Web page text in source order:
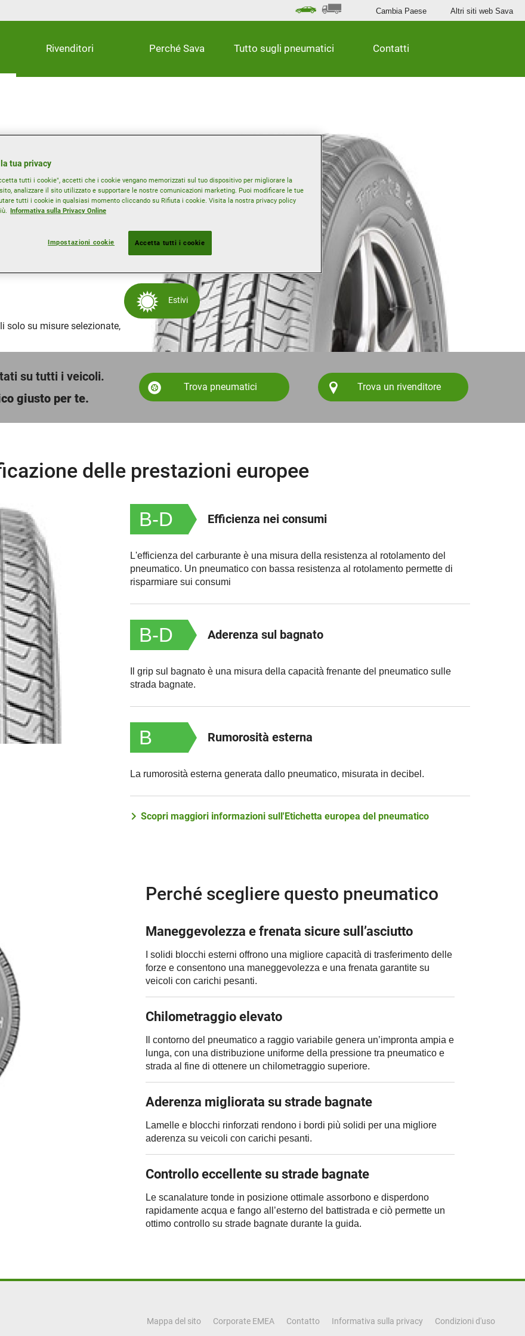
Rivenditori Perché Sava Tutto sugli pneumatici Contatti
Cambia Paese Altri siti web Sava
ai conducenti
in grado di
sull’asciutto, un
sul bagnato
con carichi pesanti
grande valore in termini
solo su misure selezionate,
Estivi
su tutti i veicoli.
giusto per te.
Trova pneumatici Trova un rivenditore
delle prestazioni europee
B-D Efficienza nei consumi
L'efficienza del carburante è una misura della resistenza al rotolamento del
pneumatico. Un pneumatico con bassa resistenza al rotolamento permette di
risparmiare sui consumi
B-D Aderenza sul bagnato
Il grip sul bagnato è una misura della capacità frenante del pneumatico sulle
strada bagnate.
B Rumorosità esterna
La rumorosità esterna generata dallo pneumatico, misurata in decibel.
Scopri maggiori informazioni sull'Etichetta europea del pneumatico
Perché scegliere questo pneumatico
Maneggevolezza e frenata sicure sull’asciutto
I solidi blocchi esterni offrono una migliore capacità di trasferimento delle
forze e consentono una maneggevolezza e una frenata garantite su
veicoli con carichi pesanti.
Chilometraggio elevato
Il contorno del pneumatico a raggio variabile genera un’impronta ampia e
lunga, con una distribuzione uniforme della pressione tra pneumatico e
strada al fine di ottenere un chilometraggio superiore.
Aderenza migliorata su strade bagnate
Lamelle e blocchi rinforzati rendono i bordi più solidi per una migliore
aderenza su veicoli con carichi pesanti.
Controllo eccellente su strade bagnate
Le scanalature tonde in posizione ottimale assorbono e disperdono
rapidamente acqua e fango all’esterno del battistrada e ciò permette un
ottimo controllo su strade bagnate durante la guida.
Mappa del sito Corporate EMEA Contatto Informativa sulla privacy Condizioni d'uso
tua privacy
tutti i cookie", accetti che i cookie vengano memorizzati sul tuo dispositivo per migliorare la
analizzare il sito utilizzato e supportare le nostre comunicazioni marketing. Puoi modificare le tue
tutti i cookie in qualsiasi momento cliccando su Rifiuta i cookie. Visita la nostra privacy policy
Informativa sulla Privacy Online
Impostazioni cookie Accetta tutti i cookie